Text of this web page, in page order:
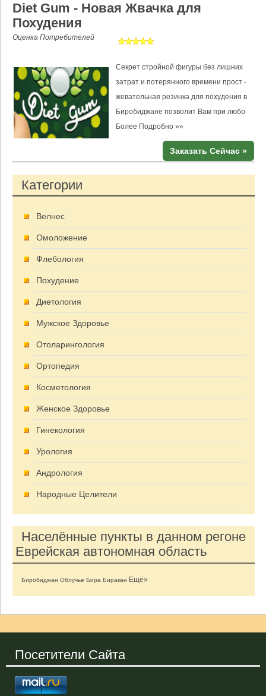
Diet Gum - Новая Жвачка для
Похудения
Оценка Потребителей
Секрет стройной фигуры без лишних
затрат и потерянного времени прост -
жевательная резинка для похудения в
Биробиджане позволит Вам при любо
Более Подробно »»
Заказать Сейчас »
Категории
Велнес
Омоложение
Флебология
Похудение
Диетология
Мужское Здоровье
Отоларингология
Ортопедия
Косметология
Женское Здоровье
Гинекология
Урология
Андрология
Народные Целители
Населённые пункты в данном регоне
Еврейская автономная область
Биробиджан Облучье Бира Биракан Ещё»
Посетители Сайта